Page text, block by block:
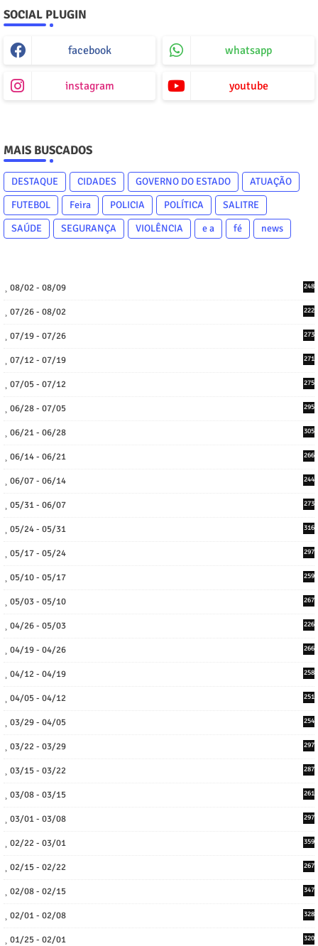
SOCIAL PLUGIN
facebook whatsapp
instagram youtube
MAIS BUSCADOS
DESTAQUE CIDADES GOVERNO DO ESTADO
ATUAÇÃO
FUTEBOL
Feira POLICIA POLÍTICA
SALITRE
SAÚDE
SEGURANÇA VIOLÊNCIA e a fé news
08/02 - 08/09 248
07/26 - 08/02 222
07/19 - 07/26 273
07/12 - 07/19 271
07/05 - 07/12 275
06/28 - 07/05 295
06/21 - 06/28 305
06/14 - 06/21 266
06/07 - 06/14 244
05/31 - 06/07 273
05/24 - 05/31 316
05/17 - 05/24 297
05/10 - 05/17 259
05/03 - 05/10 267
04/26 - 05/03 226
04/19 - 04/26 266
04/12 - 04/19 258
04/05 - 04/12 251
03/29 - 04/05 254
03/22 - 03/29 297
03/15 - 03/22 287
03/08 - 03/15 261
03/01 - 03/08 297
02/22 - 03/01 359
02/15 - 02/22 267
02/08 - 02/15 347
02/01 - 02/08 328
01/25 - 02/01 320